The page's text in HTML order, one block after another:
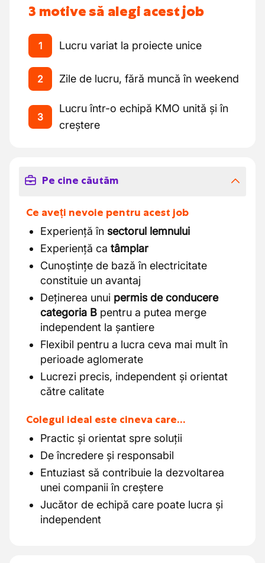
3 motive să alegi acest job
1 Lucru variat la proiecte unice
2 Zile de lucru, fără muncă în weekend
3
Lucru într-o echipă KMO unită și în
creștere
Pe cine căutăm
Ce aveți nevoie pentru acest job
Experiență în sectorul lemnului
Experiență ca tâmplar
Cunoștințe de bază în electricitate
constituie un avantaj
Deținerea unui permis de conducere
categoria B pentru a putea merge
independent la șantiere
Flexibil pentru a lucra ceva mai mult în
perioade aglomerate
Lucrezi precis, independent și orientat
către calitate
Colegul ideal este cineva care…
Practic și orientat spre soluții
De încredere și responsabil
Entuziast să contribuie la dezvoltarea
unei companii în creștere
Jucător de echipă care poate lucra și
independent